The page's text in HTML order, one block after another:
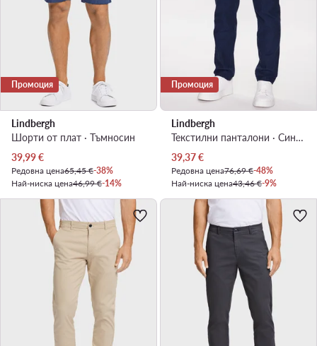
Промоция
Lindbergh
Шорти от плат · Тъмносин
Актуална цена
39,99€
Редовна цена65,45 €-38%
Най-ниска цена46,99 €-14%
Промоция
Lindbergh
Текстилни панталони · Син · Regular Fit
Актуална цена
39,37€
Редовна цена76,69 €-48%
Най-ниска цена43,46 €-9%